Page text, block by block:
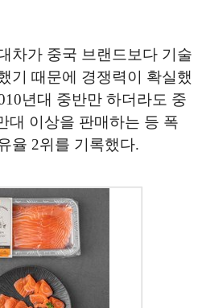
차가 중국 브랜드보다 기술
기 때문에 경쟁력이 확실했
년대 중반만 하더라도 중
대 이상을 판매하는 등 폭
율 2위를 기록했다.